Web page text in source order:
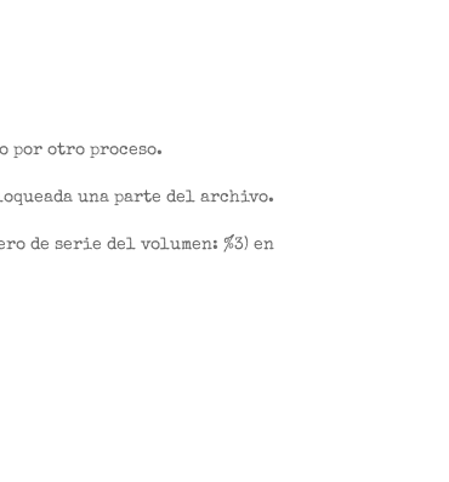
por otro proceso.
una parte del archivo.
de serie del volumen: %3) en